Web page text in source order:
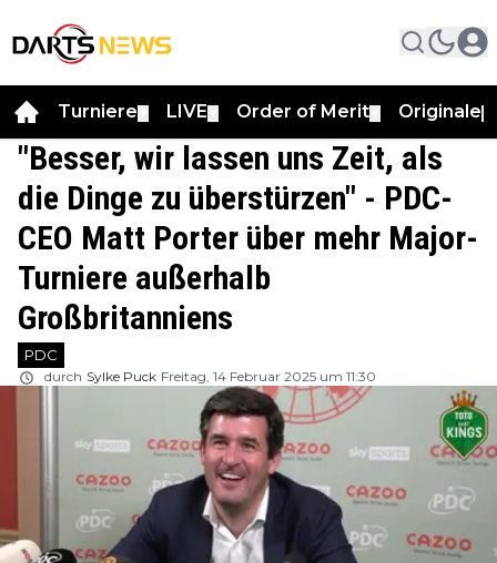
Turniere LIVE Order of Merit Originale
"Besser, wir lassen uns Zeit, als
die Dinge zu überstürzen" - PDC-
CEO Matt Porter über mehr Major-
Turniere außerhalb
Großbritanniens
PDC
durch Sylke Puck Freitag, 14 Februar 2025 um 11:30